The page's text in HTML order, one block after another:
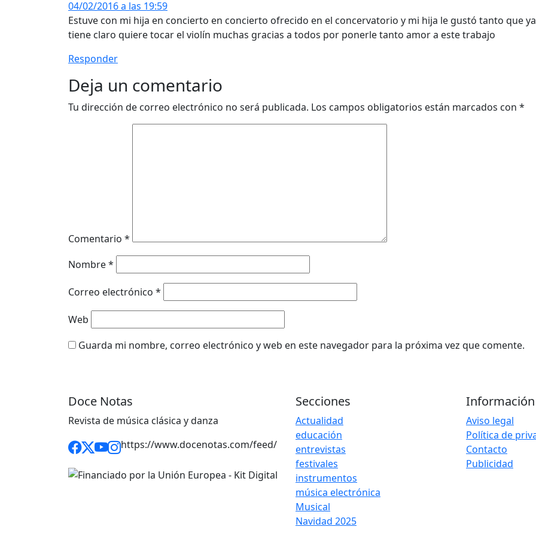
04/02/2016 a las 19:59
Estuve con mi hija en concierto en concierto ofrecido en el concervatorio y mi hija le gustó tanto que
tiene claro quiere tocar el violín muchas gracias a todos por ponerle tanto amor a este trabajo
Responder
Deja un comentario
Tu dirección de correo electrónico no será publicada. Los campos obligatorios están marcados con *
Comentario *
Nombre*
Correo electrónico *
Web
Guarda mi nombre, correo electrónico y web en este navegador para la próxima vez que comente.
Doce Notas
Revista de música clásica y danza
https://www.docenotas.com/feed/
Secciones
Actualidad
educación
entrevistas
festivales
instrumentos
música electrónica
Musical
Navidad 2025
Información
Aviso legal
Política de
Contacto
Publicidad